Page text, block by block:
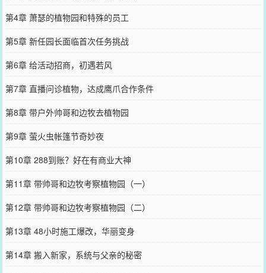
第4章 萧瑟的植物园和特殊的员工
第5章 新任园长面临首次任务挑战
第6章 给活动招商，初遇若风
第7章 直播问诊植物，达成鹰爪合作条件
第8章 带户外帅哥和边牧去植物园
第9章 萤火虫帐篷节奇妙夜
第10章 288到账？好在有商业大神
第11章 带帅哥和边牧考察植物园（一）
第12章 带帅哥和边牧考察植物园（二）
第13章 48小时施工爆改，华丽变身
第14章 搬入新家，系统与父亲的秘密